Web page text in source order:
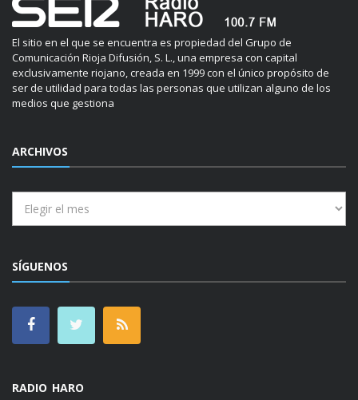
El sitio en el que se encuentra es propiedad del Grupo de
Comunicación Rioja Difusión, S. L., una empresa con capital
exclusivamente riojano, creada en 1999 con el único propósito de
ser de utilidad para todas las personas que utilizan alguno de los
medios que gestiona
ARCHIVOS
SÍGUENOS
RADIO HARO